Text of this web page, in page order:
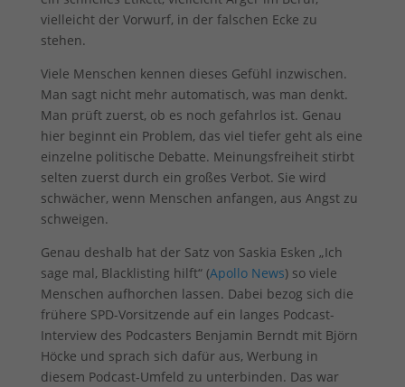
vielleicht der Vorwurf, in der falschen Ecke zu
stehen.
Viele Menschen kennen dieses Gefühl inzwischen.
Man sagt nicht mehr automatisch, was man denkt.
Man prüft zuerst, ob es noch gefahrlos ist. Genau
hier beginnt ein Problem, das viel tiefer geht als eine
einzelne politische Debatte. Meinungsfreiheit stirbt
selten zuerst durch ein großes Verbot. Sie wird
schwächer, wenn Menschen anfangen, aus Angst zu
schweigen.
Genau deshalb hat der Satz von Saskia Esken „Ich
sage mal, Blacklisting hilft“ (Apollo News) so viele
Menschen aufhorchen lassen. Dabei bezog sich die
frühere SPD-Vorsitzende auf ein langes Podcast-
Interview des Podcasters Benjamin Berndt mit Björn
Höcke und sprach sich dafür aus, Werbung in
diesem Podcast-Umfeld zu unterbinden. Das war
Sie können Ihre Einwilligung zu ganzen Kategorien geben
oder sich weitere Informationen anzeigen lassen und so nur
bestimmte Cookies auswählen.
Alle akzeptieren Speichern
Datenschutzeinstellungen
Essenziell (1)
Essenzielle Cookies ermöglichen grundlegende Funktionen und sind für
die einwandfreie Funktion der Website erforderlich.
Externe Medien (7)
Inhalte von Videoplattformen und Social-Media-Plattformen werden
standardmäßig blockiert. Wenn Cookies von externen Medien akzeptiert
werden, bedarf der Zugriff auf diese Inhalte keiner manuellen
Einwilligung mehr.
Cookie-Informationen anzeigen